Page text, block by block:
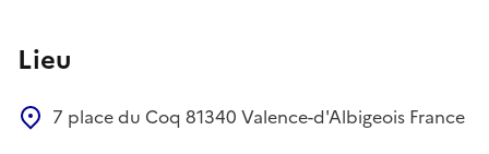
Lieu
7 place du Coq 81340 Valence-d'Albigeois France